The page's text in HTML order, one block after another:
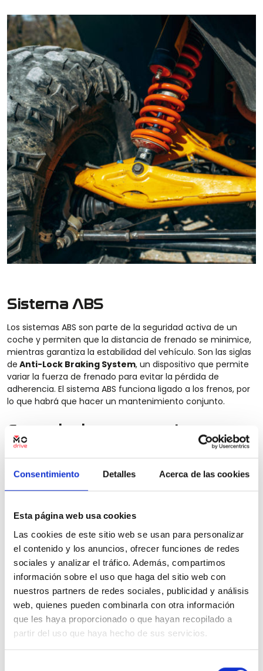
Consentimiento Detalles Acerca de las cookies
Esta página web usa cookies
Las cookies de este sitio web se usan para personalizar
el contenido y los anuncios, ofrecer funciones de redes
sociales y analizar el tráfico. Además, compartimos
información sobre el uso que haga del sitio web con
nuestros partners de redes sociales, publicidad y análisis
web, quienes pueden combinarla con otra información
que les haya proporcionado o que hayan recopilado a
partir del uso que haya hecho de sus servicios.
Sistema ABS
Los sistemas ABS son parte de la seguridad activa de un
coche y permiten que la distancia de frenado se minimice,
mientras garantiza la estabilidad del vehículo. Son las siglas
de Anti-Lock Braking System, un dispositivo que permite
variar la fuerza de frenado para evitar la pérdida de
adherencia. El sistema ABS funciona ligado a los frenos, por
lo que habrá que hacer un mantenimiento conjunto.
Frenada de emergencia
en carretera, incluso cuando se circula a una velocidad
baja. Funciona por medio de sensores que analizan a fondo
factores que determinan un choque.
Dirección asistida
Actualmente, todos los coches disponen de dirección
asistida, que facilita que las maniobras sean más sencillas,
más cómodas y, especialmente,mucho más seguras
medio de este sistema, el coche reduce la fuerza que se
debe ejercer para girar el coche, ayudando a la